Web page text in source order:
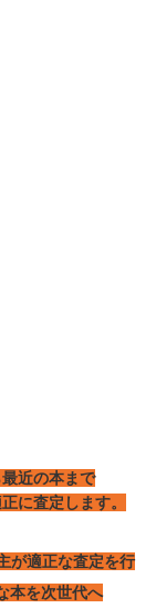
近の本まで
に査定します。
が適正な査定を行
本を次世代へ